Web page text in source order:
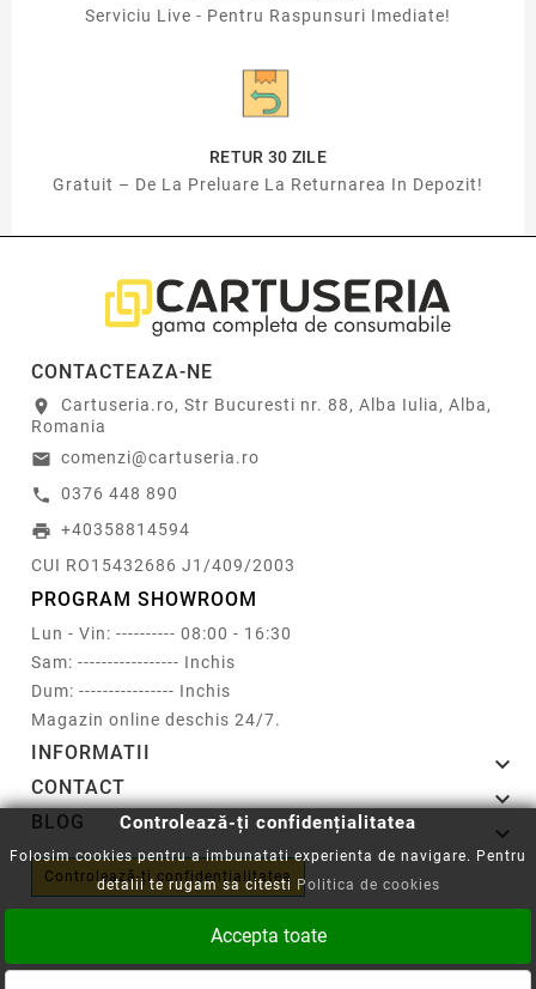
Serviciu Live - Pentru Raspunsuri Imediate!
RETUR 30 ZILE
Gratuit – De La Preluare La Returnarea In Depozit!
CONTACTEAZA-NE
location_on
Cartuseria.ro, Str Bucuresti nr. 88, Alba Iulia, Alba,
Romania
email comenzi@cartuseria.ro
call 0376 448 890
print +40358814594
CUI RO15432686 J1/409/2003
PROGRAM SHOWROOM
Lun - Vin: ---------- 08:00 - 16:30
Sam: ----------------- Inchis
Dum: ---------------- Inchis
Magazin online deschis 24/7.
INFORMATII 
CONTACT 
BLOG 
Controlează-ți confidențialitatea
Controlează-ți confidențialitatea
Folosim cookies pentru a imbunatati experienta de navigare. Pentru
detalii te rugam sa citesti Politica de cookies
Accepta toate